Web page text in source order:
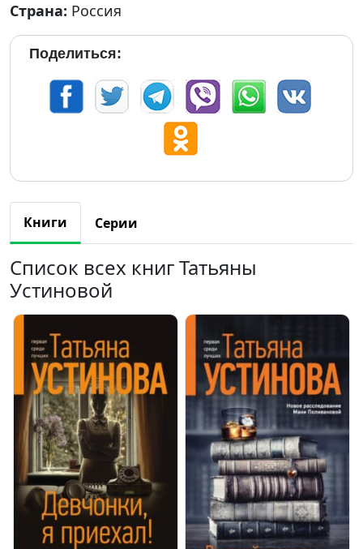
Страна: Россия
Поделиться:
Книги Серии
Список всех книг Татьяны
Устиновой